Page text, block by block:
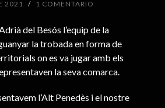
2021 / 1 COMENTARIO
del Besós l’equip de la
la trobada en forma de
on es va jugar amb els
la seva comarca.
l’Alt Penedès i el nostre